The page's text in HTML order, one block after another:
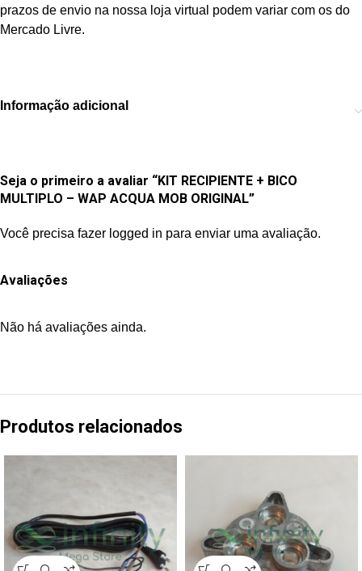
prazos de envio na nossa loja virtual podem variar com os do
Mercado Livre.
Informação adicional
Avaliações
Não há avaliações ainda.
Seja o primeiro a avaliar “KIT RECIPIENTE + BICO
MULTIPLO – WAP ACQUA MOB ORIGINAL”
Você precisa fazer logged in para enviar uma avaliação.
Produtos relacionados